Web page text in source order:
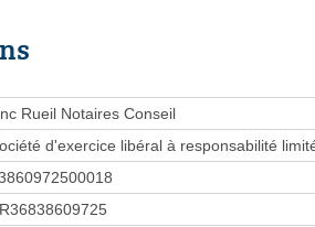
Rueil Notaires Conseil
d'exercice libéral à responsabilité